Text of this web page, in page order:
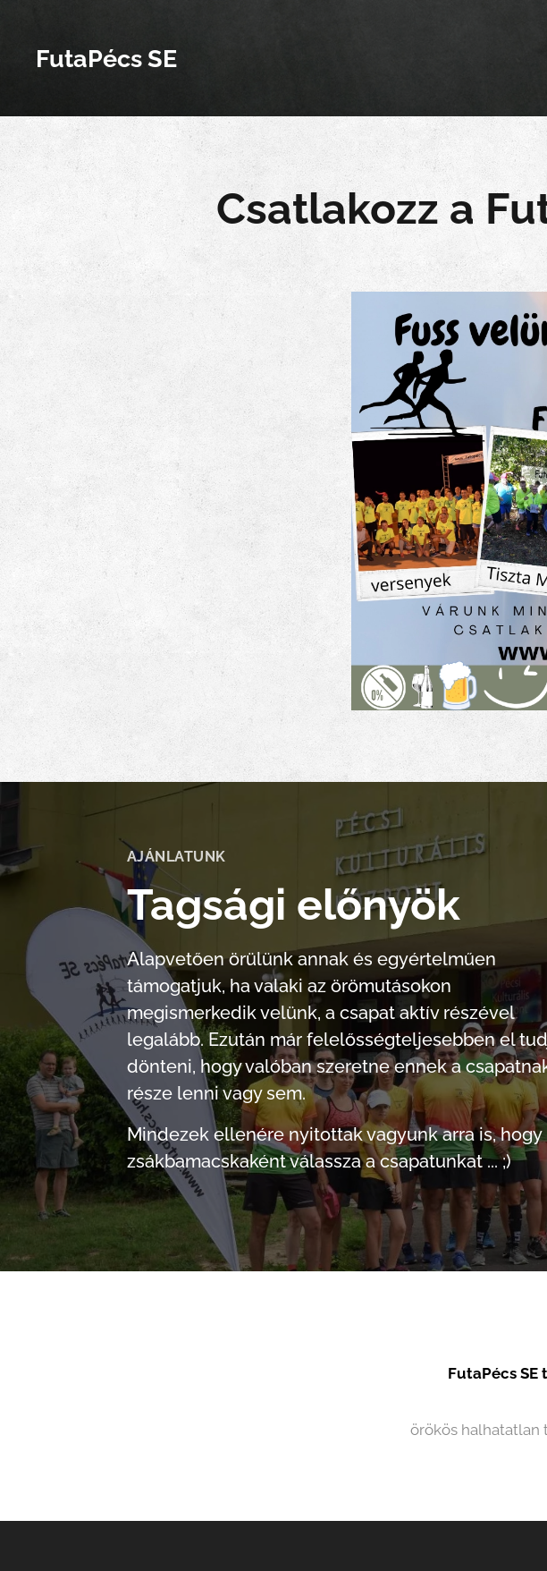
FutaPécs SE
Csatlakozz a
AJÁNLATUNK
Tagsági előnyök
Alapvetően örülünk annak és egyértelműen
támogatjuk, ha valaki az örömutásokon
megismerkedik velünk, a csapat aktív részével
legalább. Ezután már felelősségteljesebben el
dönteni, hogy valóban szeretne ennek a
része lenni vagy sem.
Mindezek ellenére nyitottak vagyunk arra is, hogy
zsákbamacskaként válassza a csapatunkat ... ;)
FutaPécs SE
örökös halhatatlan